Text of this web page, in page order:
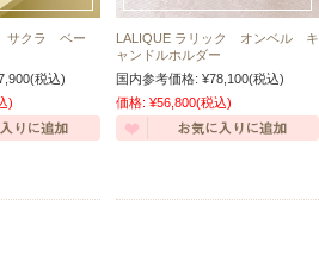
サクラ ベー
(税込)
)
LALIQUE ラリック オンベル キ
ャンドルホルダー
国内参考価格: ¥78,100(税込)
価格: ¥56,800(税込)